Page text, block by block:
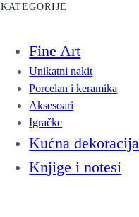
KATEGORIJE
Fine Art
Unikatni nakit
Porcelan i keramika
Aksesoari
Igračke
Kućna dekoracija
Knjige i notesi